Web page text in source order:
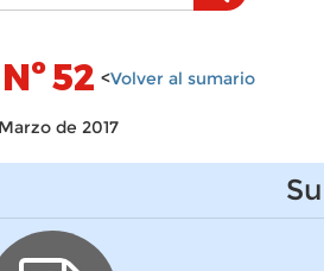
Nº52 <Volver al sumario
de 2017